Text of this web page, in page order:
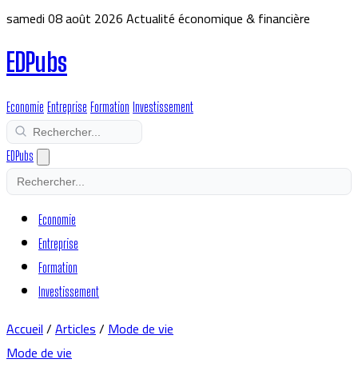
samedi 08 août 2026Actualité économique & financière
EDPubs
Economie Entreprise Formation Investissement
EDPubs
Economie
Entreprise
Formation
Investissement
Accueil/Articles/Mode de vie
Mode de vie